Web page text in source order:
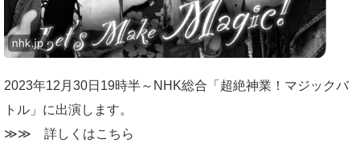
2023年12月30日19時半～NHK総合「超絶神業！マジックバ
トル」に出演します。
≫≫ 詳しくはこちら